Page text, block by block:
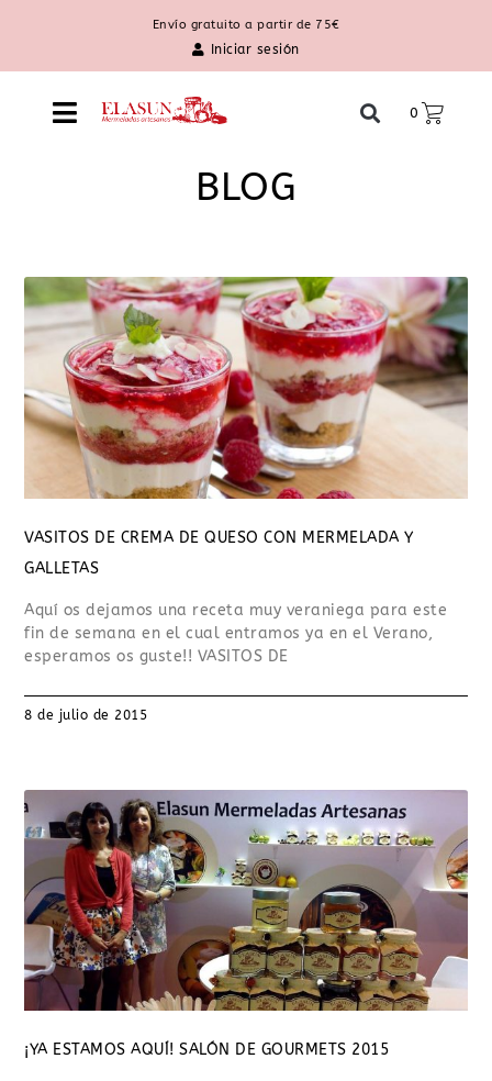
Envío gratuito a partir de 75€
Iniciar sesión
0
BLOG
VASITOS DE CREMA DE QUESO CON MERMELADA Y
GALLETAS
Aquí os dejamos una receta muy veraniega para este
fin de semana en el cual entramos ya en el Verano,
esperamos os guste!! VASITOS DE
8 de julio de 2015
¡YA ESTAMOS AQUÍ! SALÓN DE GOURMETS 2015